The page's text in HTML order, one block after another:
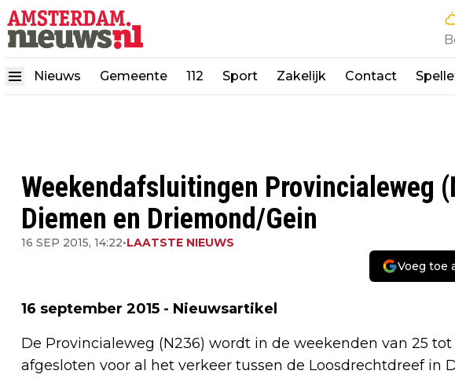
Nieuws Gemeente 112 Sport Zakelijk Contact
Weekendafsluitingen Provincialeweg
Diemen en Driemond/Gein
16 SEP 2015, 14:22•LAATSTE NIEUWS
Voeg toe
16 september 2015 - Nieuwsartikel
De Provincialeweg (N236) wordt in de weekenden van 25
afgesloten voor al het verkeer tussen de Loosdrechtdreef in